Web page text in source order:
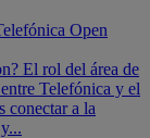
Open
El rol del área de
Telefónica y el
conectar a la